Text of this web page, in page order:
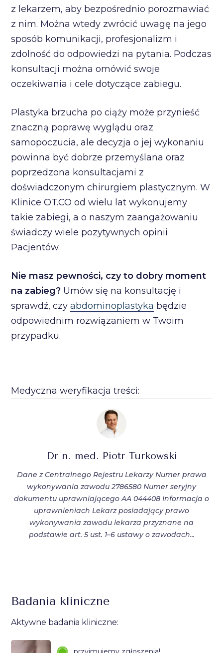
z lekarzem, aby bezpośrednio porozmawiać
z nim. Można wtedy zwrócić uwagę na jego
sposób komunikacji, profesjonalizm i
zdolność do odpowiedzi na pytania. Podczas
konsultacji można omówić swoje
oczekiwania i cele dotyczące zabiegu.
Plastyka brzucha po ciąży może przynieść
znaczną poprawę wyglądu oraz
samopoczucia, ale decyzja o jej wykonaniu
powinna być dobrze przemyślana oraz
poprzedzona konsultacjami z
doświadczonym chirurgiem plastycznym. W
Klinice OT.CO od wielu lat wykonujemy
takie zabiegi, a o naszym zaangażowaniu
świadczy wiele pozytywnych opinii
Pacjentów.
Nie masz pewności, czy to dobry moment
na zabieg? Umów się na konsultację i
sprawdź, czyabdominoplastyka będzie
odpowiednim rozwiązaniem w Twoim
przypadku.
Medyczna weryfikacja treści:
Dr n. med. Piotr Turkowski
Dane z Centralnego Rejestru Lekarzy Numer prawa
wykonywania zawodu 2786580 Numer seryjny
dokumentu uprawniającego AA 044408 Informacja o
uprawnieniach Lekarz posiadający prawo
wykonywania zawodu lekarza przyznane na
podstawie art. 5 ust. 1–6 ustawy o zawodach...
Badania kliniczne
Aktywne badania kliniczne: